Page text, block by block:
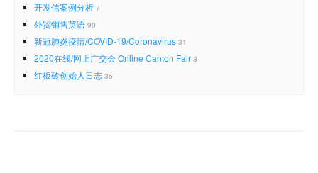
开发信案例分析 7
外贸销售英语 90
新冠肺炎疫情/COVID-19/Coronavirus 31
2020在线/网上广交会 Online Canton Fair 8
红板砖创始人日志 35